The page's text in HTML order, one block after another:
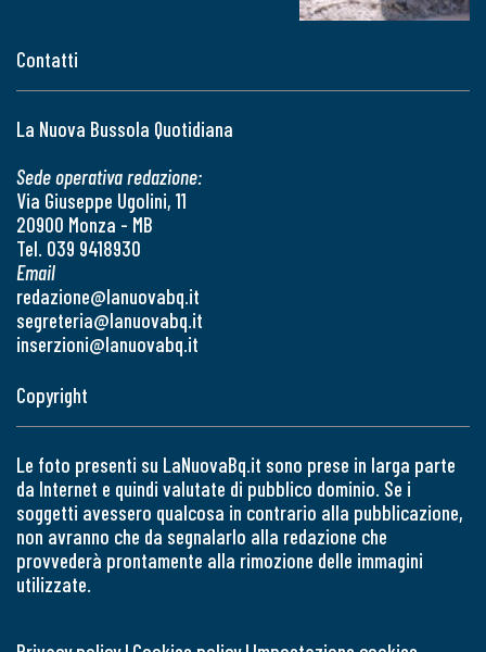
Contatti
La Nuova Bussola Quotidiana
Sede operativa redazione:
Via Giuseppe Ugolini, 11
20900 Monza - MB
Tel. 039 9418930
Email
redazione@lanuovabq.it
segreteria@lanuovabq.it
inserzioni@lanuovabq.it
Copyright
Le foto presenti su LaNuovaBq.it sono prese in larga parte
da Internet e quindi valutate di pubblico dominio. Se i
soggetti avessero qualcosa in contrario alla pubblicazione,
non avranno che da segnalarlo alla redazione che
provvederà prontamente alla rimozione delle immagini
utilizzate.